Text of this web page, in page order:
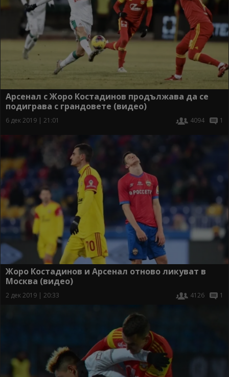
Арсенал с Жоро Костадинов продължава да се
подиграва с грандовете (видео)
6 дек 2019 | 21:01 4094 1
Жоро Костадинов и Арсенал отново ликуват в
Москва (видео)
2 дек 2019 | 20:33 4126 1